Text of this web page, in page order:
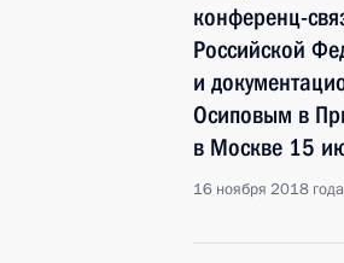
конференц-
Российской
и
Осиповым в
в Москве 15
16 ноября 2018